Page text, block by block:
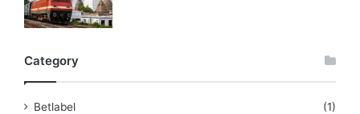
Category
Betlabel
(1)